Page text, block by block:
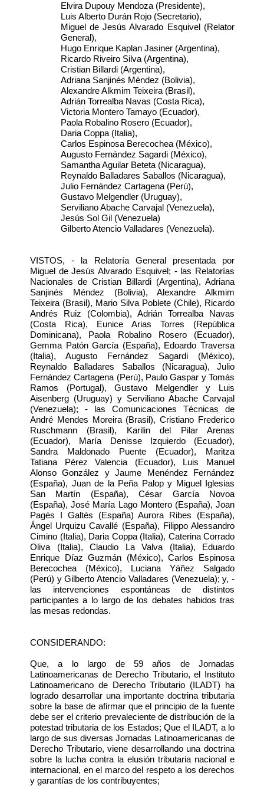
Elvira Dupouy Mendoza (Presidente),
Luis Alberto Durán Rojo (Secretario),
Miguel de Jesús Alvarado Esquivel (Relator
General),
Hugo Enrique Kaplan Jasiner (Argentina),
Ricardo Riveiro Silva (Argentina),
Cristian Billardi (Argentina),
Adriana Sanjinés Méndez (Bolivia),
Alexandre Alkmim Teixeira (Brasil),
Adrián Torrealba Navas (Costa Rica),
Victoria Montero Tamayo (Ecuador),
Paola Robalino Rosero (Ecuador),
Daria Coppa (Italia),
Carlos Espinosa Berecochea (México),
Augusto Fernández Sagardi (México),
Samantha Aguilar Beteta (Nicaragua),
Reynaldo Balladares Saballos (Nicaragua),
Julio Fernández Cartagena (Perú),
Gustavo Melgendler (Uruguay),
Serviliano Abache Carvajal (Venezuela),
Jesús Sol Gil (Venezuela)
Gilberto Atencio Valladares (Venezuela).
VISTOS, - la Relatoría General presentada por
Miguel de Jesús Alvarado Esquivel; - las Relatorías
Nacionales de Cristian Billardi (Argentina), Adriana
Sanjinés Méndez (Bolivia), Alexandre Alkmim
Teixeira (Brasil), Mario Silva Poblete (Chile), Ricardo
Andrés Ruiz (Colombia), Adrián Torrealba Navas
(Costa Rica), Eunice Arias Torres (República
Dominicana), Paola Robalino Rosero (Ecuador),
Gemma Patón García (España), Edoardo Traversa
(Italia), Augusto Fernández Sagardi (México),
Reynaldo Balladares Saballos (Nicaragua), Julio
Fernández Cartagena (Perú), Paulo Gaspar y Tomás
Ramos (Portugal), Gustavo Melgendler y Luis
Aisenberg (Uruguay) y Serviliano Abache Carvajal
(Venezuela); - las Comunicaciones Técnicas de
André Mendes Moreira (Brasil), Cristiano Frederico
Ruschmann (Brasil), Karilin del Pilar Arenas
(Ecuador), María Denisse Izquierdo (Ecuador),
Sandra Maldonado Puente (Ecuador), Maritza
Tatiana Pérez Valencia (Ecuador), Luis Manuel
Alonso González y Jaume Menéndez Fernández
(España), Juan de la Peña Palop y Miguel Iglesias
San Martín (España), César García Novoa
(España), José María Lago Montero (España), Joan
Pagés I Galtés (España) Aurora Ribes (España),
Ángel Urquizu Cavallé (España), Filippo Alessandro
Cimino (Italia), Daria Coppa (Italia), Caterina Corrado
Oliva (Italia), Claudio La Valva (Italia), Eduardo
Enrique Díaz Guzmán (México), Carlos Espinosa
Berecochea (México), Luciana Yáñez Salgado
(Perú) y Gilberto Atencio Valladares (Venezuela); y, -
las intervenciones espontáneas de distintos
participantes a lo largo de los debates habidos tras
las mesas redondas.
CONSIDERANDO:
Que, a lo largo de 59 años de Jornadas
Latinoamericanas de Derecho Tributario, el Instituto
Latinoamericano de Derecho Tributario (ILADT) ha
logrado desarrollar una importante doctrina tributaria
sobre la base de afirmar que el principio de la fuente
debe ser el criterio prevaleciente de distribución de la
potestad tributaria de los Estados; Que el ILADT, a lo
largo de sus diversas Jornadas Latinoamericanas de
Derecho Tributario, viene desarrollando una doctrina
sobre la lucha contra la elusión tributaria nacional e
internacional, en el marco del respeto a los derechos
y garantías de los contribuyentes;